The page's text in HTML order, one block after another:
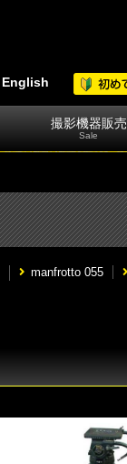
English
撮影機器販売
Sale
manfrotto 055